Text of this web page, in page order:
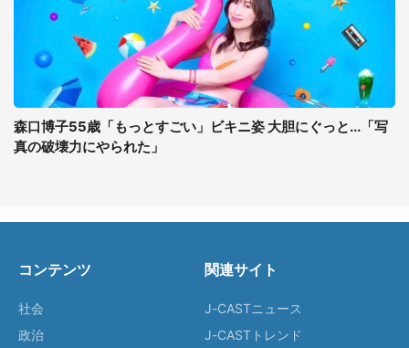
森口博子55歳「もっとすごい」ビキニ姿 大胆にぐっと...「写
真の破壊力にやられた」
コンテンツ
社会
政治
関連サイト
J-CASTニュース
J-CASTトレンド